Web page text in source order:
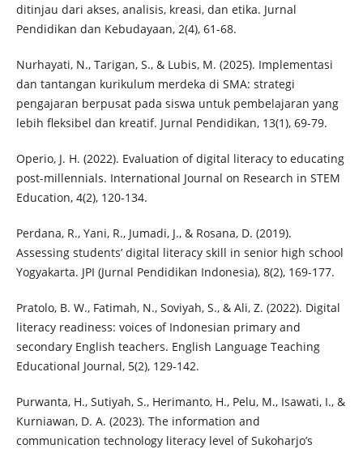
ditinjau dari akses, analisis, kreasi, dan etika. Jurnal
Pendidikan dan Kebudayaan, 2(4), 61-68.
Nurhayati, N., Tarigan, S., & Lubis, M. (2025). Implementasi
dan tantangan kurikulum merdeka di SMA: strategi
pengajaran berpusat pada siswa untuk pembelajaran yang
lebih fleksibel dan kreatif. Jurnal Pendidikan, 13(1), 69-79.
Operio, J. H. (2022). Evaluation of digital literacy to educating
post-millennials. International Journal on Research in STEM
Education, 4(2), 120-134.
Perdana, R., Yani, R., Jumadi, J., & Rosana, D. (2019).
Assessing students’ digital literacy skill in senior high school
Yogyakarta. JPI (Jurnal Pendidikan Indonesia), 8(2), 169-177.
Pratolo, B. W., Fatimah, N., Soviyah, S., & Ali, Z. (2022). Digital
literacy readiness: voices of Indonesian primary and
secondary English teachers. English Language Teaching
Educational Journal, 5(2), 129-142.
Purwanta, H., Sutiyah, S., Herimanto, H., Pelu, M., Isawati, I., &
Kurniawan, D. A. (2023). The information and
communication technology literacy level of Sukoharjo’s